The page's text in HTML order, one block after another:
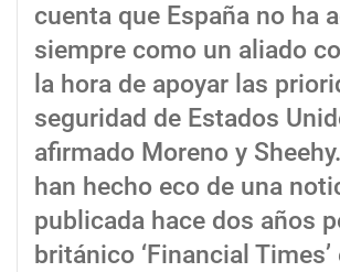
cuenta que España no ha
siempre como un aliado
la hora de apoyar las
seguridad de Estados
afirmado Moreno y
han hecho eco de una
publicada hace dos años
británico ‘Financial